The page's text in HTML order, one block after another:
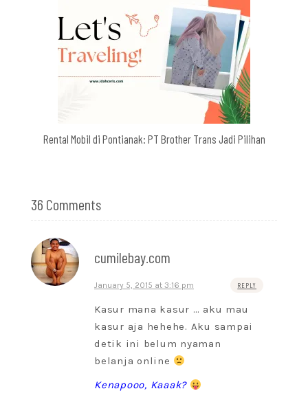
Rental Mobil di Pontianak: PT Brother Trans Jadi Pilihan
36 Comments
cumilebay.com
January 5, 2015 at 3:16 pm REPLY
Kasur mana kasur … aku mau
kasur aja hehehe. Aku sampai
detik ini belum nyaman
belanja online
Kenapooo, Kaaak?